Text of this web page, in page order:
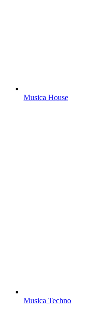
Musica House
Musica Techno